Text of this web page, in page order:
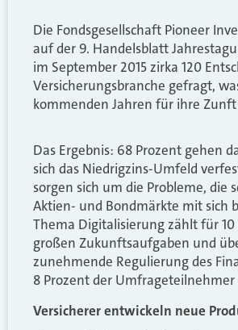
Die Fondsgesellschaft Pioneer
auf der 9. Handelsblatt
im September 2015 zirka 120
Versicherungsbranche gefragt,
kommenden Jahren für ihre
Das Ergebnis: 68 Prozent gehen
sich das Niedrigzins-Umfeld
sorgen sich um die Probleme, die
Aktien- und Bondmärkte mit sich
Thema Digitalisierung zählt für 10
großen Zukunftsaufgaben und
zunehmende Regulierung des
8 Prozent der Umfrageteilnehmer
Versicherer entwickeln neue